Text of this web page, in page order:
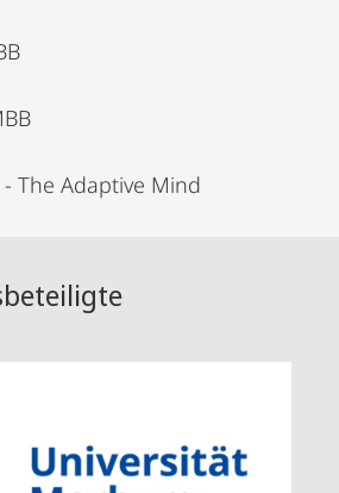
The Adaptive Mind